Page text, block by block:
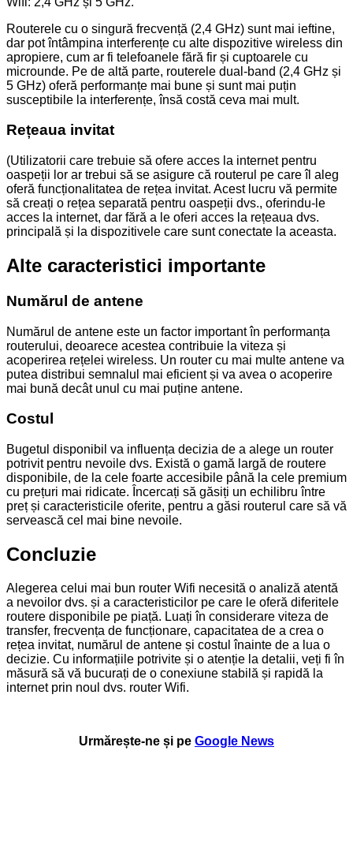
Routerele cu o singură frecvență (2,4 GHz) sunt mai ieftine,
dar pot întâmpina interferențe cu alte dispozitive wireless din
apropiere, cum ar fi telefoanele fără fir și cuptoarele cu
microunde. Pe de altă parte, routerele dual-band (2,4 GHz și
5 GHz) oferă performanțe mai bune și sunt mai puțin
susceptibile la interferențe, însă costă ceva mai mult.
Rețeaua invitat
(Utilizatorii care trebuie să ofere acces la internet pentru
oaspeții lor ar trebui să se asigure că routerul pe care îl aleg
oferă funcționalitatea de rețea invitat. Acest lucru vă permite
să creați o rețea separată pentru oaspeții dvs., oferindu-le
acces la internet, dar fără a le oferi acces la rețeaua dvs.
principală și la dispozitivele care sunt conectate la aceasta.
Alte caracteristici importante
Numărul de antene
Numărul de antene este un factor important în performanța
routerului, deoarece acestea contribuie la viteza și
acoperirea rețelei wireless. Un router cu mai multe antene va
putea distribui semnalul mai eficient și va avea o acoperire
mai bună decât unul cu mai puține antene.
Costul
Bugetul disponibil va influența decizia de a alege un router
potrivit pentru nevoile dvs. Există o gamă largă de routere
disponibile, de la cele foarte accesibile până la cele premium
cu prețuri mai ridicate. Încercați să găsiți un echilibru între
preț și caracteristicile oferite, pentru a găsi routerul care să vă
servească cel mai bine nevoile.
Concluzie
Alegerea celui mai bun router Wifi necesită o analiză atentă
a nevoilor dvs. și a caracteristicilor pe care le oferă diferitele
routere disponibile pe piață. Luați în considerare viteza de
transfer, frecvența de funcționare, capacitatea de a crea o
rețea invitat, numărul de antene și costul înainte de a lua o
decizie. Cu informațiile potrivite și o atenție la detalii, veți fi în
măsură să vă bucurați de o conexiune stabilă și rapidă la
internet prin noul dvs. router Wifi.
Urmărește-ne și pe Google News